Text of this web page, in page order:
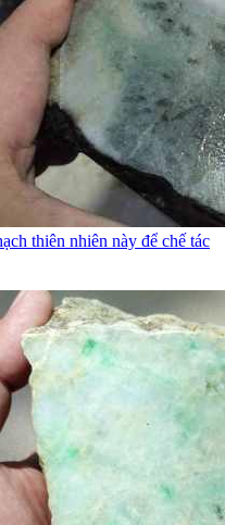
thiên nhiên này để chế tác